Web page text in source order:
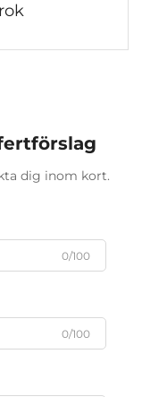
dig inom kort.
0/100
0/100